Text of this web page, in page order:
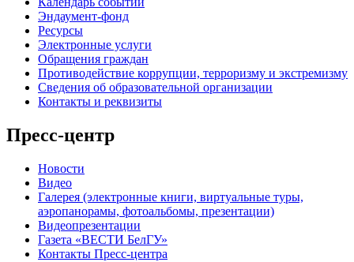
Эндаумент-фонд
Ресурсы
Электронные услуги
Обращения граждан
Противодействие коррупции, терроризму и экстремизму
Сведения об образовательной организации
Контакты и реквизиты
Пресс-центр
Новости
Видео
Галерея (электронные книги, виртуальные туры,
аэропанорамы, фотоальбомы, презентации)
Видеопрезентации
Газета «ВЕСТИ БелГУ»
Контакты Пресс-центра